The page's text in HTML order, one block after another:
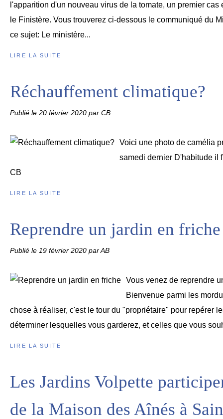
l'apparition d'un nouveau virus de la tomate, un premier
le Finistère. Vous trouverez ci-dessous le communiqué du
ce sujet: Le ministère...
LIRE LA SUITE
Réchauffement climatique?
Publié le 20 février 2020 par CB
Voici une photo de camélia
samedi dernier D'habitude il
CB
LIRE LA SUITE
Reprendre un jardin en friche
Publié le 19 février 2020 par AB
Vous venez de reprendre
Bienvenue parmi les
chose à réaliser, c'est le tour du "propriétaire" pour repérer
déterminer lesquelles vous garderez, et celles que vous
LIRE LA SUITE
Les Jardins Volpette
de la Maison des Aînés à